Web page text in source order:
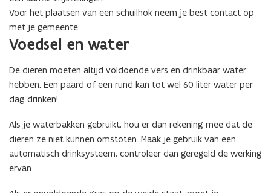
t
n
n
e
u
w
e
Voor het plaatsen van een schuilhok neem je best contact op
met je gemeente.
Voedsel en water
De dieren moeten altijd voldoende vers en drinkbaar water
hebben. Een paard of een rund kan tot wel 60 liter water per
dag drinken!
Als je waterbakken gebruikt, hou er dan rekening mee dat de
dieren ze niet kunnen omstoten. Maak je gebruik van een
automatisch drinksysteem, controleer dan geregeld de werking
ervan.